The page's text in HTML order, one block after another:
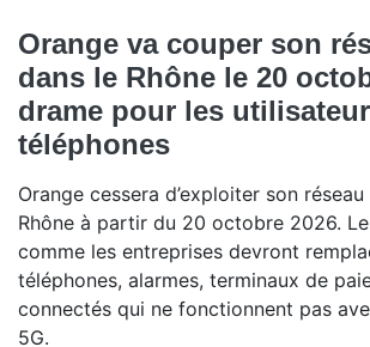
Orange va couper son
dans le Rhône le 20
drame pour les
téléphones
Orange cessera d’exploiter son
Rhône à partir du 20 octobre 2026.
comme les entreprises devront
téléphones, alarmes, terminaux de
connectés qui ne fonctionnent pas
5G.